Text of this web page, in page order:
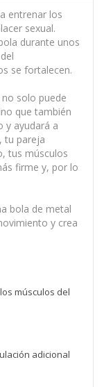
entrenar los
sexual.
durante unos
se fortalecen.
solo puede
que también
y ayudará a
tu pareja
tus músculos
firme y, por lo
bola de metal
y crea
músculos del
adicional